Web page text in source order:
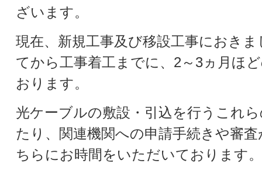
ざいます。
現在、新規工事及び移設工事におき
てから工事着工までに、2～3ヵ月ほ
おります。
光ケーブルの敷設・引込を行うこれ
たり、関連機関への申請手続きや審
ちらにお時間をいただいております。